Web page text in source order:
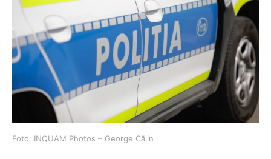
Foto: INQUAM Photos – George Călin